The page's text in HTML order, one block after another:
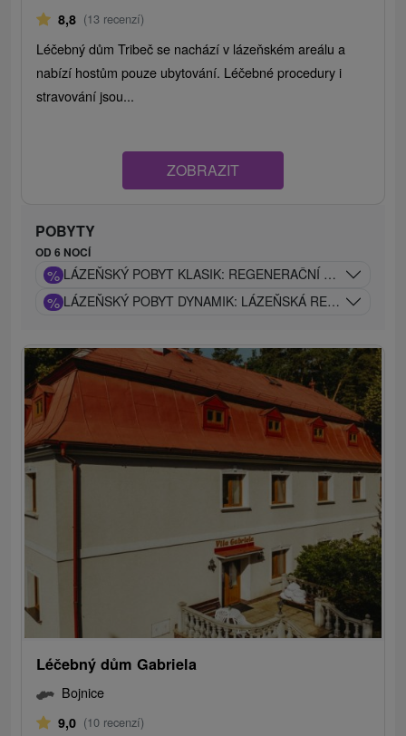
8,8 (13 recenzí)
Léčebný dům Tribeč se nachází v lázeňském areálu a
nabízí hostům pouze ubytování. Léčebné procedury i
stravování jsou...
ZOBRAZIT
POBYTY
OD 6 NOCÍ
% LÁZEŇSKÝ POBYT KLASIK: REGENERAČNÍ POBYT S
% LÁZEŇSKÝ POBYT DYNAMIK: LÁZEŇSKÁ
Léčebný dům Gabriela
Bojnice
9,0 (10 recenzí)